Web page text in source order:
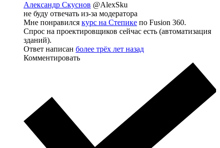
Александр Скуснов @AlexSku
не буду отвечать из-за модератора
Мне понравился курс на Степике по Fusion 360.
Спрос на проектировщиков сейчас есть (автоматизация
зданий).
Ответ написан более трёх лет назад
Комментировать